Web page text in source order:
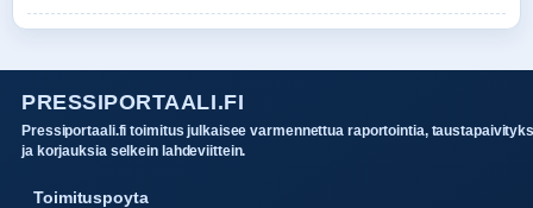
PRESSIPORTAALI.FI
Pressiportaali.fi toimitus julkaisee varmennettua raportointia,
ja korjauksia selkein lahdeviittein.
Toimituspoyta